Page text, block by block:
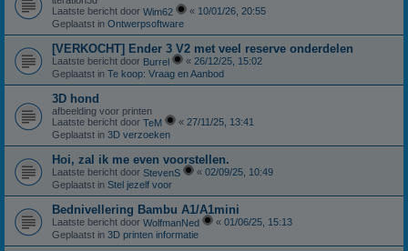
Laatste bericht door Wim62 « 10/01/26, 20:55
Geplaatst in Ontwerpsoftware
[VERKOCHT] Ender 3 V2 met veel reserve onderdelen
Laatste bericht door Burrel « 26/12/25, 15:02
Geplaatst in Te koop: Vraag en Aanbod
3D hond
afbeelding voor printen
Laatste bericht door TeM « 27/11/25, 13:41
Geplaatst in 3D verzoeken
Hoi, zal ik me even voorstellen.
Laatste bericht door StevenS « 02/09/25, 10:49
Geplaatst in Stel jezelf voor
Bednivellering Bambu A1/A1mini
Laatste bericht door WolfmanNed « 01/06/25, 15:13
Geplaatst in 3D printen informatie